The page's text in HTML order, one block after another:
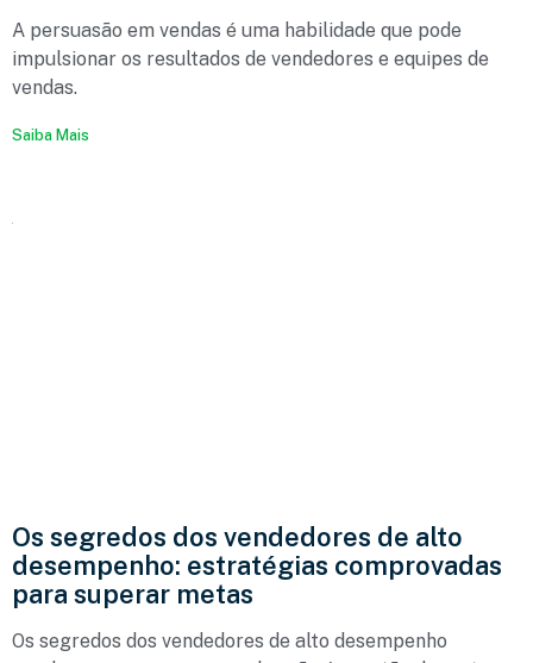
A persuasão em vendas é uma habilidade que pode
impulsionar os resultados de vendedores e equipes de
vendas.
Saiba Mais
Os segredos dos vendedores de alto
desempenho: estratégias comprovadas
para superar metas
Os segredos dos vendedores de alto desempenho